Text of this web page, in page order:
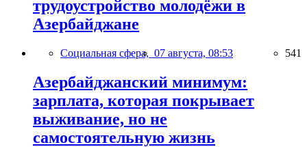
трудоустройство молодёжи в
Азербайджане
Социальная сфера, 07 августа, 08:53 541
Азербайджанский минимум:
зарплата, которая покрывает
выживание, но не
самостоятельную жизнь